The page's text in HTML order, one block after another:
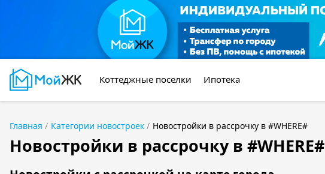
Коттеджные поселки Ипотека
Главная Категории новостроек Новостройки в рассрочку в #WHERE#
Новостройки в рассрочку в #WHERE#